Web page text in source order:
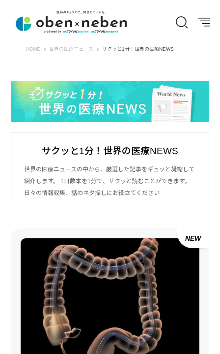
HOME オーベン×ネーベン
世界の医療ニュース サクッと1分！世界の医療NEWS
サクッと1分！世界の医療NEWS
世界の医療ニュースの中から、厳選した記事をギュッと凝縮して
紹介します。 1日数本を1分で、サクッと読むことができます。
日々の情報収集、話のネタ探しにお役立てください
NEW